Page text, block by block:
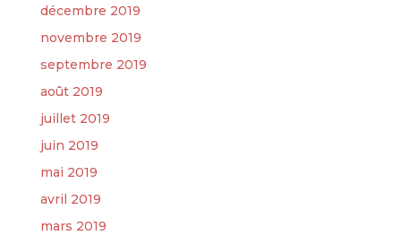
décembre 2019
novembre 2019
septembre 2019
août 2019
juillet 2019
juin 2019
mai 2019
avril 2019
mars 2019